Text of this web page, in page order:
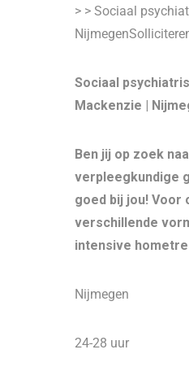
> > Sociaal
Sociaal
Mackenzie |
Ben jij op zoek
verpleegkundige
goed bij jou! Voor
verschillende
intensive
Nijmegen
24-28 uur